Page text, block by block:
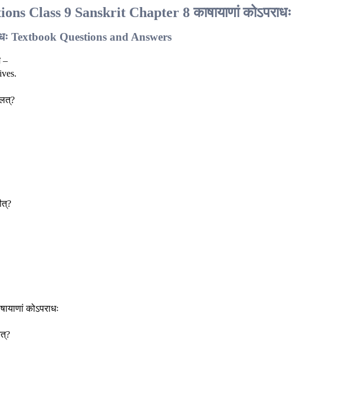
Class 9 Sanskrit Chapter 8 काषायाणां कोऽपराधः
Textbook Questions and Answers
–